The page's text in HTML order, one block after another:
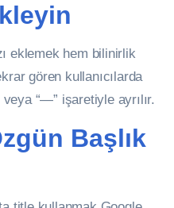
eklemek hem bilinirlik
gören kullanıcılarda
“—” işaretiyle ayrılır.
Başlık